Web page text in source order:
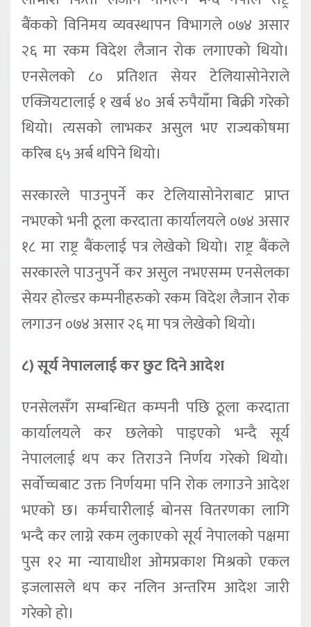
बैंकको विनिमय व्यवस्थापन विभागले ०७४ असार
२६ मा रकम विदेश लैजान रोक लगाएको थियो।
एनसेलको ८० प्रतिशत सेयर टेलियासोनेराले
एक्जियटालाई १ खर्ब ४० अर्ब रुपैयाँमा बिक्री गरेको
थियो। त्यसको लाभकर असुल भए राज्यकोषमा
करिब ६५ अर्ब थपिने थियो।
सरकारले पाउनुपर्ने कर टेलियासोनेराबाट प्राप्त
नभएको भनी ठूला करदाता कार्यालयले ०७४ असार
१८ मा राष्ट्र बैंकलाई पत्र लेखेको थियो। राष्ट्र बैंकले
सरकारले पाउनुपर्ने कर असुल नभएसम्म एनसेलका
सेयर होल्डर कम्पनीहरुको रकम विदेश लैजान रोक
लगाउन ०७४ असार २६ मा पत्र लेखेको थियो।
८) सूर्य नेपाललाई कर छुट दिने आदेश
एनसेलसँग सम्बन्धित कम्पनी पछि ठूला करदाता
कार्यालयले कर छलेको पाइएको भन्दै सूर्य
नेपाललाई थप कर तिराउने निर्णय गरेको थियो।
सर्वोच्चबाट उक्त निर्णयमा पनि रोक लगाउने आदेश
भएको छ। कर्मचारीलाई बोनस वितरणका लागि
भन्दै कर लाग्ने रकम लुकाएको सूर्य नेपालको पक्षमा
पुस १२ मा न्यायाधीश ओमप्रकाश मिश्रको एकल
इजलासले थप कर नलिन अन्तरिम आदेश जारी
गरेको हो।